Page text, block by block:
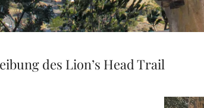
des Lion’s Head Trail